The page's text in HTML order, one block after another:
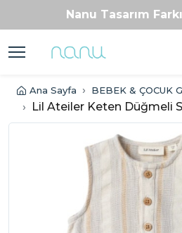
Nanu Tasarım
Patentli ve Ödüllü
Kişiye Özel
Nanu Tasarım
Patentli ve Ödüllü
Kişiye Özel
Ana Sayfa BEBEK & ÇOCUK
Lil Ateiler Keten Düğmeli